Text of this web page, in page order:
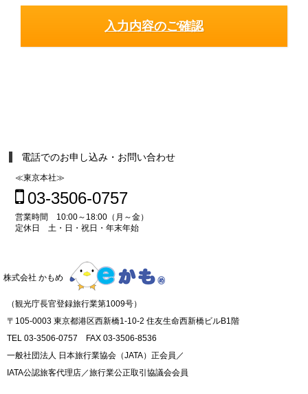
電話でのお申し込み・お問い合わせ
≪東京本社≫
03-3506-0757
営業時間 10:00～18:00（月～金）
定休日 土・日・祝日・年末年始
株式会社 かもめ
（観光庁長官登録旅行業第1009号）
〒105-0003 東京都港区西新橋1-10-2 住友生命西新橋ビルB1階
TEL 03-3506-0757 FAX 03-3506-8536
一般社団法人 日本旅行業協会（JATA）正会員／
IATA公認旅客代理店／旅行業公正取引協議会会員